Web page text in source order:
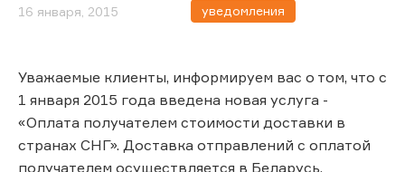
16 января, 2015 уведомления
Уважаемые клиенты, информируем вас о том, что с
1 января 2015 года введена новая услуга -
«Оплата получателем стоимости доставки в
странах СНГ». Доставка отправлений с оплатой
получателем осуществляется в Беларусь,